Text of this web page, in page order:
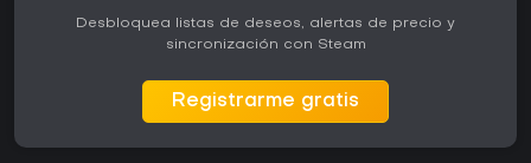
Desbloquea listas de deseos, alertas de precio y
sincronización con Steam
Registrarme gratis